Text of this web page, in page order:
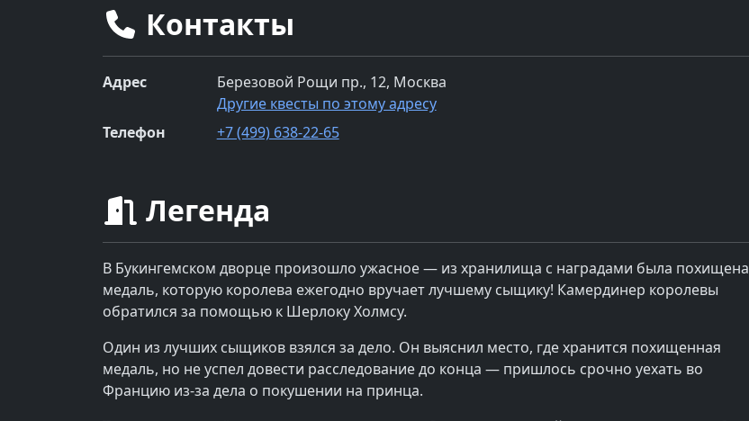
Контакты
Адрес
Березовой Рощи пр., 12, Москва
Другие квесты по этому адресу
Телефон
+7 (499) 638-22-65
Легенда
В Букингемском дворце произошло ужасное — из хранилища с наградами была похищена
медаль, которую королева ежегодно вручает лучшему сыщику! Камердинер королевы
обратился за помощью к Шерлоку Холмсу.
Один из лучших сыщиков взялся за дело. Он выяснил место, где хранится похищенная
медаль, но не успел довести расследование до конца — пришлось срочно уехать во
Францию из-за дела о покушении на принца.